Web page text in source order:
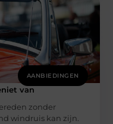
AANBIEDINGEN
van
zonder
windruis kan zijn.